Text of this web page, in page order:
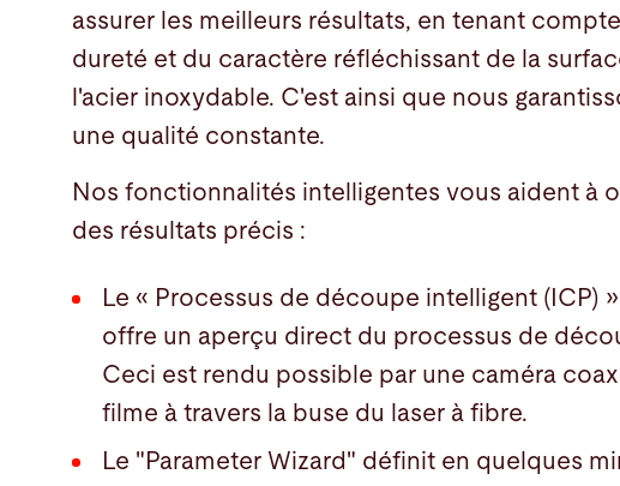
assurer les meilleurs résultats, en tenant
dureté et du caractère réfléchissant de la
l'acier inoxydable. C'est ainsi que nous
une qualité constante.
Nos fonctionnalités intelligentes vous aident à
des résultats précis :
Le « Processus de découpe intelligent (ICP)
offre un aperçu direct du processus de
Ceci est rendu possible par une caméra
filme à travers la buse du laser à fibre.
Le "Parameter Wizard" définit en quelques